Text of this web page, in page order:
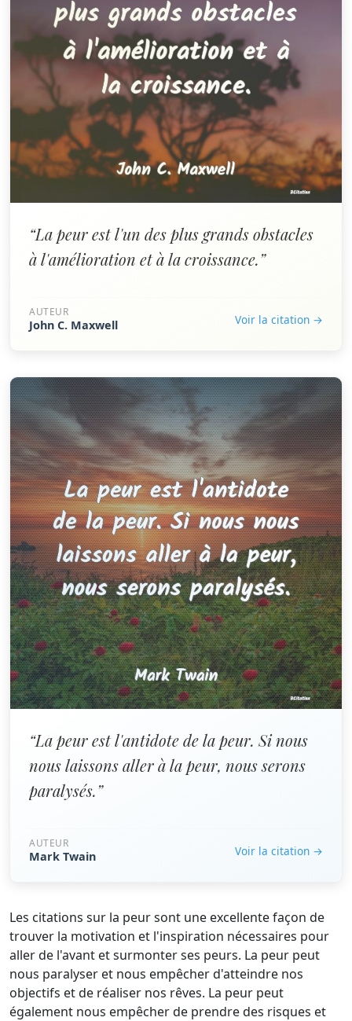
“La peur est l'un des plus grands obstacles
à l'amélioration et à la croissance.”
AUTEUR
John C. Maxwell Voir la citation →
“La peur est l'antidote de la peur. Si nous
nous laissons aller à la peur, nous serons
paralysés.”
AUTEUR
Mark Twain Voir la citation →
Les citations sur la peur sont une excellente façon de
trouver la motivation et l'inspiration nécessaires pour
aller de l'avant et surmonter ses peurs. La peur peut
nous paralyser et nous empêcher d'atteindre nos
objectifs et de réaliser nos rêves. La peur peut
également nous empêcher de prendre des risques et